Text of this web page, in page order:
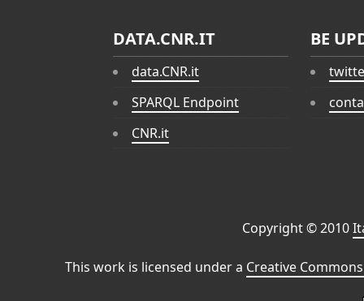
DATA.CNR.IT
data.CNR.it
SPARQL Endpoint
CNR.it
BE
Copyright © 2010
This work is licensed under a Creative